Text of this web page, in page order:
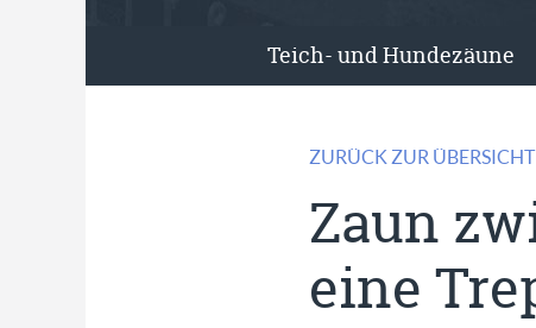
Teich- und Hundezäune
ZURÜCK ZUR ÜBERSICHT
Zaun
eine